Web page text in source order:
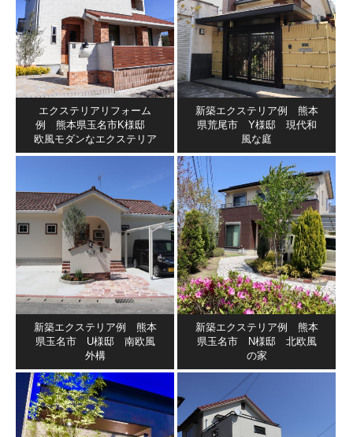
エクステリアリフォーム
例 熊本県玉名市K様邸
欧風モダンなエクステリア
新築エクステリア例 熊本
県荒尾市 Y様邸 現代和
風な庭
新築エクステリア例 熊本
県玉名市 U様邸 南欧風
外構
新築エクステリア例 熊本
県玉名市 N様邸 北欧風
の家